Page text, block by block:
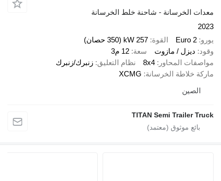
الخرسانة - شاحنة خلط الخرسانة
Euro 2 القوة
257 kW (350 حصان)
ديزل / مازوت سعة
12 م3
المحاور 8x4 نظام التعليق زنبرك/زنبرك
خلاطة الخرسانة XCMG
الصين
TITAN Semi Trailer